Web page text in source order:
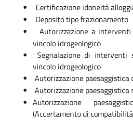
Certificazione idoneità
Deposito tipo frazionamento
Autorizzazione a
vincolo idrogeologico
Segnalazione di
vincolo idrogeologico
Autorizzazione paesaggistica
Autorizzazione paesaggistica
Autorizzazione
(Accertamento di